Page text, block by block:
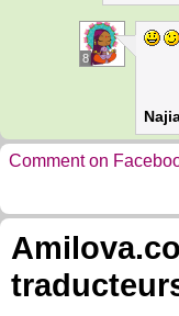
8
Comment on